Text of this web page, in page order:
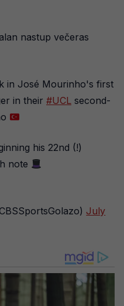
nastup večeras
in José Mourinho's first
in their #UCL second-
his 22nd (!)
note
July